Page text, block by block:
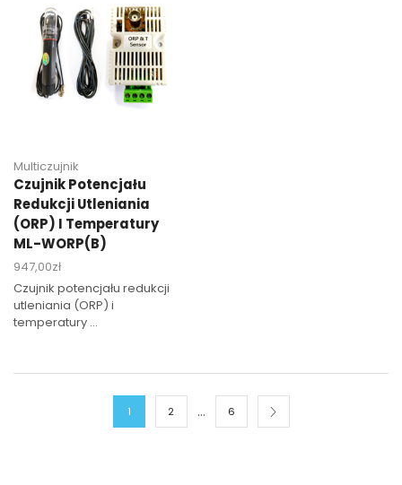
Multiczujnik
Czujnik Potencjału
Redukcji Utleniania
(ORP) I Temperatury
ML-WORP(B)
947,00zł
Czujnik potencjału redukcji
utleniania (ORP) i
temperatury ...
1 2 … 6